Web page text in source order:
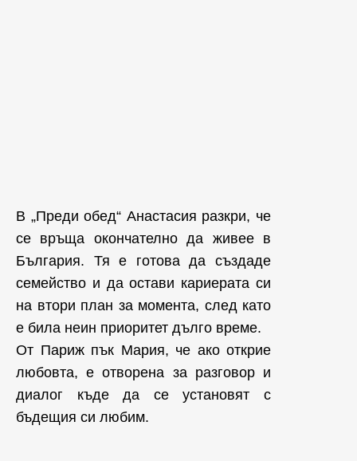
В „Преди обед“ Анастасия разкри, че
се връща окончателно да живее в
България. Тя е готова да създаде
семейство и да остави кариерата си
на втори план за момента, след като
е била неин приоритет дълго време.
От Париж пък Мария, че ако открие
любовта, е отворена за разговор и
диалог къде да се установят с
бъдещия си любим.